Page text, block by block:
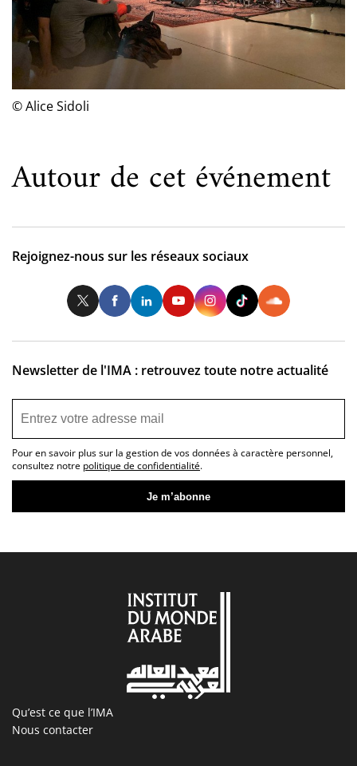
© Alice Sidoli
Autour de cet événement
Rejoignez-nous sur les réseaux sociaux
TwitterFacebookLinkedInYoutubeInstagram
Newsletter de l'IMA : retrouvez toute notre actualité
Pour en savoir plus sur la gestion de vos données à caractère personnel,
consultez notre politique de confidentialité.
Qu’est ce que l’IMA
Nous contacter